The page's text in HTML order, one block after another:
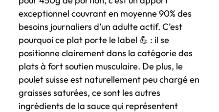
exceptionnel couvrant en moyenne 90% des
besoins journaliers d’un adulte actif. C’est
pourquoi ce plat porte le label 💪 : il se
positionne clairement dans la catégorie des
plats à fort soutien musculaire. De plus, le
poulet suisse est naturellement peu chargé en
graisses saturées, ce sont les autres
ingrédients de la sauce qui représentent